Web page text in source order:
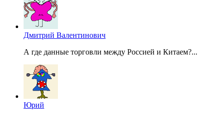
Дмитрий Валентинович
А где данные торговли между Россией и Китаем?...
Юрий